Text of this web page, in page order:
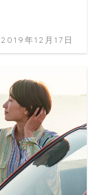
2019年12月17日